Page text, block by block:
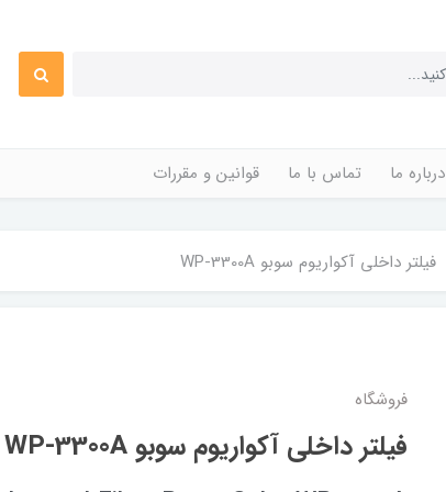
درباره ما تماس با ما قوانین و مقررات
فیلتر داخلی آکواریوم سوبو WP-3300A
فروشگاه
فیلتر داخلی آکواریوم سوبو WP-3300A